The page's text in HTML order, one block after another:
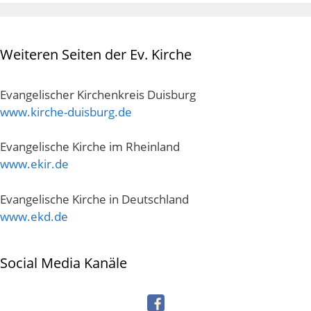
Weiteren Seiten der Ev. Kirche
Evangelischer Kirchenkreis Duisburg
www.kirche-duisburg.de
Evangelische Kirche im Rheinland
www.ekir.de
Evangelische Kirche in Deutschland
www.ekd.de
Social Media Kanäle